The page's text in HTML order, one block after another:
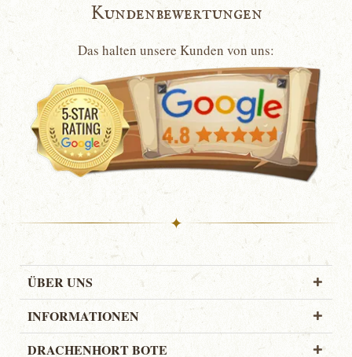
Kundenbewertungen
Das halten unsere Kunden von uns:
✦
ÜBER UNS
INFORMATIONEN
DRACHENHORT BOTE